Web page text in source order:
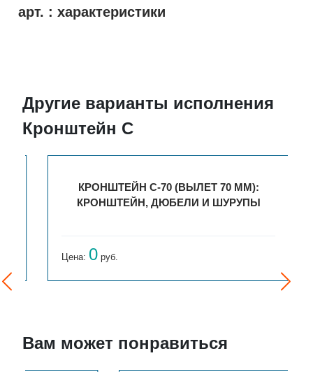
арт. : характеристики
Другие варианты исполнения
Кронштейн С
КРОНШТЕЙН С-70 (ВЫЛЕТ 70 ММ):
КРОНШТЕЙН, ДЮБЕЛИ И ШУРУПЫ
Цена:0 руб.
Вам может понравиться